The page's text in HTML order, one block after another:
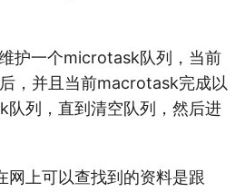
护一个microtask队列，当前
，并且当前macrotask完成以
列，直到清空队列，然后进
上可以查找到的资料是跟